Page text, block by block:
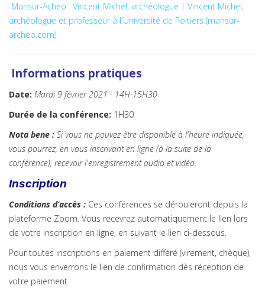
Mansur-Acheo : Vincent Michel, archéologue | Vincent Michel,
archéologue et professeur à l'Université de Poitiers (mansur-
archeo.com)
Informations pratiques
Date: Mardi 9 février 2021 - 14H-15H30
Durée de la conférence: 1H30
Nota bene : Si vous ne pouvez être disponible à l'heure indiquée,
vous pourrez, en vous inscrivant en ligne (à la suite de la
conférence), recevoir l'enregistrement audio et vidéo.
Inscription
Conditions d’accès : Ces conférences se dérouleront depuis la
plateforme Zoom. Vous recevrez automatiquement le lien lors
de votre inscription en ligne, en suivant le lien ci-dessous.
Pour toutes inscriptions en paiement différé (virement, chèque),
nous vous enverrons le lien de confirmation dès réception de
votre paiement.